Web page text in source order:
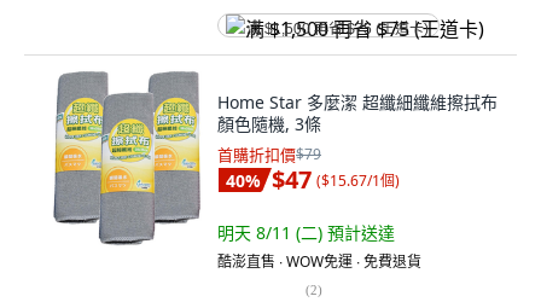
满 $1,500 再省 $75 (王道卡)
Home Star 多麼潔 超纖細纖維擦拭布
顏色隨機, 3條
首購折扣價$79
40% $47 ($15.67/1個)
明天 8/11 (二) 預計送達
酷澎直售 ∙ WOW免運 ∙ 免費退貨
(2)